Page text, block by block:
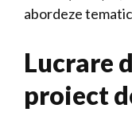
abordeze
Lucrare
proiect